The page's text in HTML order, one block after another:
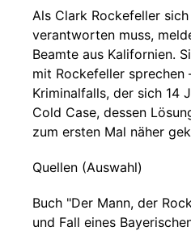
Als Clark Rockefeller
verantworten muss,
Beamte aus Kalifornien.
mit Rockefeller sprechen
Kriminalfalls, der sich 14
Cold Case, dessen
zum ersten Mal näher
Quellen (Auswahl)
Buch "Der Mann, der
und Fall eines